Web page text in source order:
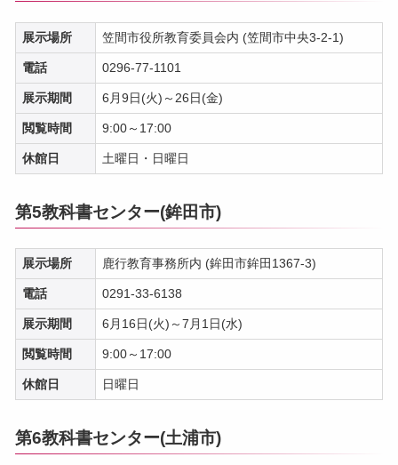
展示場所 笠間市役所教育委員会内 (笠間市中央3-2-1)
電話 0296-77-1101
展示期間 6月9日(火)～26日(金)
閲覧時間 9:00～17:00
休館日 土曜日・日曜日
第5教科書センター(鉾田市)
展示場所 鹿行教育事務所内 (鉾田市鉾田1367-3)
電話 0291-33-6138
展示期間 6月16日(火)～7月1日(水)
閲覧時間 9:00～17:00
休館日 日曜日
第6教科書センター(土浦市)